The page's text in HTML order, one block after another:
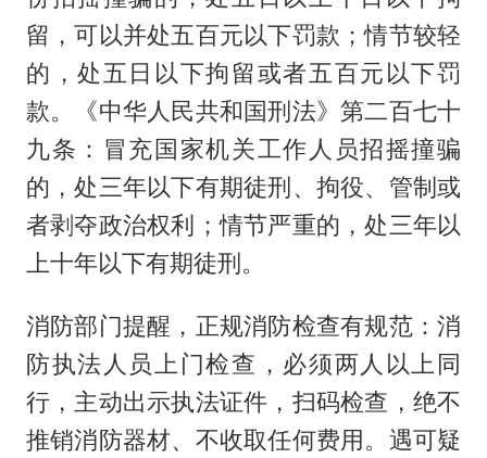
留，可以并处五百元以下罚款；情节较轻
的，处五日以下拘留或者五百元以下罚
款。《中华人民共和国刑法》第二百七十
九条：冒充国家机关工作人员招摇撞骗
的，处三年以下有期徒刑、拘役、管制或
者剥夺政治权利；情节严重的，处三年以
上十年以下有期徒刑。
消防部门提醒，正规消防检查有规范：消
防执法人员上门检查，必须两人以上同
行，主动出示执法证件，扫码检查，绝不
推销消防器材、不收取任何费用。遇可疑